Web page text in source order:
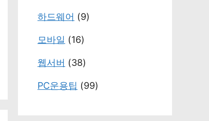
하드웨어 (9)
모바일 (16)
웹서버 (38)
PC운용팁 (99)